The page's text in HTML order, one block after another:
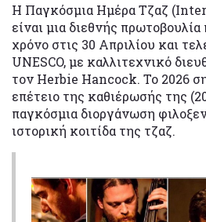
Η Παγκόσμια Ημέρα Τζαζ
είναι μια διεθνής
χρόνο στις 30 Απριλίου και
UNESCO, με καλλιτεχνικό
τον Herbie Hancock. Το 2026
επέτειο της καθιέρωσής της
παγκόσμια διοργάνωση
ιστορική κοιτίδα της τζαζ.